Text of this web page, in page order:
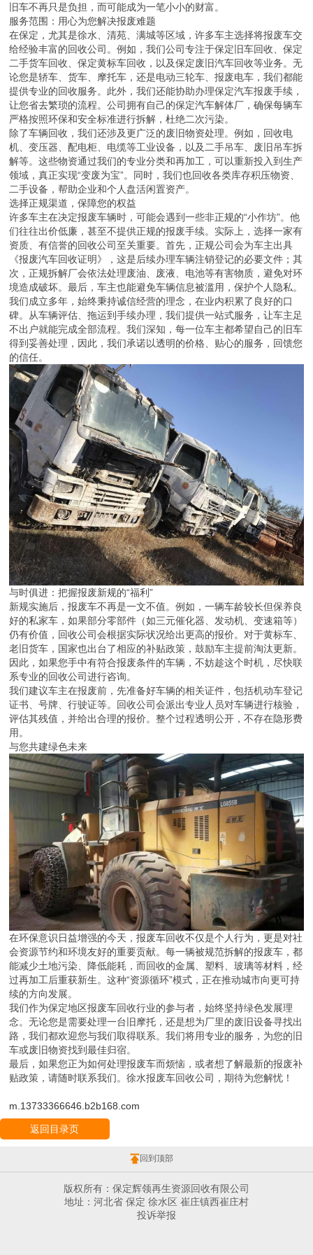
旧车不再只是负担，而可能成为一笔小小的财富。
服务范围：用心为您解决报废难题
在保定，尤其是徐水、清苑、满城等区域，许多车主选择将报废车交
给经验丰富的回收公司。例如，我们公司专注于保定旧车回收、保定
二手货车回收、保定黄标车回收，以及保定废旧汽车回收等业务。无
论您是轿车、货车、摩托车，还是电动三轮车、报废电车，我们都能
提供专业的回收服务。此外，我们还能协助办理保定汽车报废手续，
让您省去繁琐的流程。公司拥有自己的保定汽车解体厂，确保每辆车
严格按照环保和安全标准进行拆解，杜绝二次污染。
除了车辆回收，我们还涉及更广泛的废旧物资处理。例如，回收电
机、变压器、配电柜、电缆等工业设备，以及二手吊车、废旧吊车拆
解等。这些物资通过我们的专业分类和再加工，可以重新投入到生产
领域，真正实现“变废为宝”。同时，我们也回收各类库存积压物资、
二手设备，帮助企业和个人盘活闲置资产。
选择正规渠道，保障您的权益
许多车主在决定报废车辆时，可能会遇到一些非正规的“小作坊”。他
们往往出价低廉，甚至不提供正规的报废手续。实际上，选择一家有
资质、有信誉的回收公司至关重要。首先，正规公司会为车主出具
《报废汽车回收证明》，这是后续办理车辆注销登记的必要文件；其
次，正规拆解厂会依法处理废油、废液、电池等有害物质，避免对环
境造成破坏。最后，车主也能避免车辆信息被滥用，保护个人隐私。
我们成立多年，始终秉持诚信经营的理念，在业内积累了良好的口
碑。从车辆评估、拖运到手续办理，我们提供一站式服务，让车主足
不出户就能完成全部流程。我们深知，每一位车主都希望自己的旧车
得到妥善处理，因此，我们承诺以透明的价格、贴心的服务，回馈您
的信任。
与时俱进：把握报废新规的“福利”
新规实施后，报废车不再是一文不值。例如，一辆车龄较长但保养良
好的私家车，如果部分零部件（如三元催化器、发动机、变速箱等）
仍有价值，回收公司会根据实际状况给出更高的报价。对于黄标车、
老旧货车，国家也出台了相应的补贴政策，鼓励车主提前淘汰更新。
因此，如果您手中有符合报废条件的车辆，不妨趁这个时机，尽快联
系专业的回收公司进行咨询。
我们建议车主在报废前，先准备好车辆的相关证件，包括机动车登记
证书、号牌、行驶证等。回收公司会派出专业人员对车辆进行核验，
评估其残值，并给出合理的报价。整个过程透明公开，不存在隐形费
用。
与您共建绿色未来
在环保意识日益增强的今天，报废车回收不仅是个人行为，更是对社
会资源节约和环境友好的重要贡献。每一辆被规范拆解的报废车，都
能减少土地污染、降低能耗，而回收的金属、塑料、玻璃等材料，经
过再加工后重获新生。这种“资源循环”模式，正在推动城市向更可持
续的方向发展。
我们作为保定地区报废车回收行业的参与者，始终坚持绿色发展理
念。无论您是需要处理一台旧摩托，还是想为厂里的废旧设备寻找出
路，我们都欢迎您与我们取得联系。我们将用专业的服务，为您的旧
车或废旧物资找到最佳归宿。
最后，如果您正为如何处理报废车而烦恼，或者想了解最新的报废补
贴政策，请随时联系我们。徐水报废车回收公司，期待为您解忧！
m.13733366646.b2b168.com
返回目录页
回到顶部
版权所有：保定辉领再生资源回收有限公司
地址：河北省 保定 徐水区 崔庄镇西崔庄村
投诉举报